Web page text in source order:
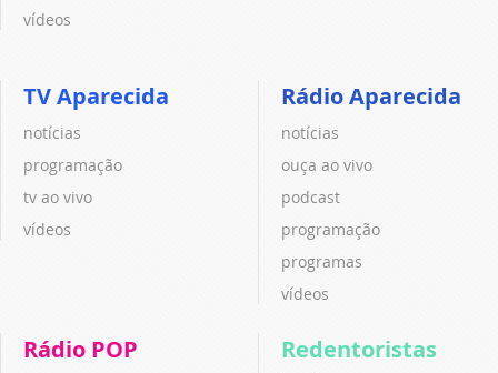
vídeos
TV Aparecida
notícias
programação
tv ao vivo
vídeos
Rádio Aparecida
notícias
ouça ao vivo
podcast
programação
programas
vídeos
Rádio POP Redentoristas